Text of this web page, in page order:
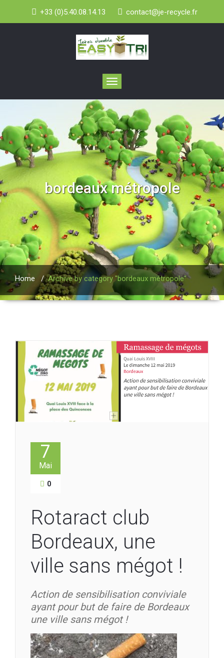
+33 (0)5.40.08.14.13 contact@je-recycle.fr
Toggle
navigation
bordeaux métropole
Home /Archive by category "bordeaux métropole"
7
Mai
0
Rotaract club
Bordeaux, une
ville sans mégot !
Action de sensibilisation conviviale
ayant pour but de faire de Bordeaux
une ville sans mégot !